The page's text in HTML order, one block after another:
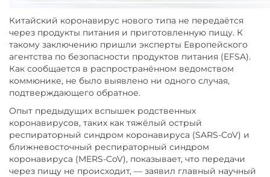
Китайский коронавирус нового типа не передаётся
через продукты питания и приготовленную пищу. К
такому заключению пришли эксперты Европейского
агентства по безопасности продуктов питания (EFSA).
Как сообщается в распространённом ведомством
коммюнике, не было выявлено ни одного случая,
подтверждающего обратное.
Опыт предыдущих вспышек родственных
коронавирусов, таких как тяжёлый острый
респираторный синдром коронавируса (SARS-CoV) и
ближневосточный респираторный синдром
коронавируса (MERS-CoV), показывает, что передачи
через пищу не происходит, — заявил главный научный